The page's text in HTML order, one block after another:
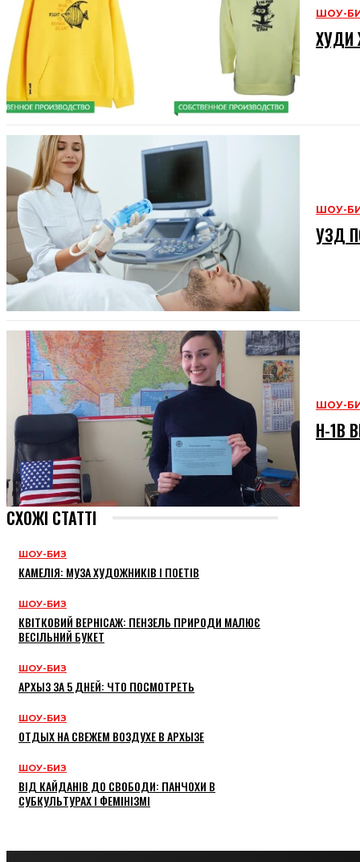
ШОУ-
ХУДИ
ШОУ-
УЗД
ШОУ-
H-1B
СХОЖІ СТАТТІ
ШОУ-БИЗ
КАМЕЛІЯ: МУЗА ХУДОЖНИКІВ І ПОЕТІВ
ШОУ-БИЗ
КВІТКОВИЙ ВЕРНІСАЖ: ПЕНЗЕЛЬ ПРИРОДИ МАЛЮЄ
ВЕСІЛЬНИЙ БУКЕТ
ШОУ-БИЗ
АРХЫЗ ЗА 5 ДНЕЙ: ЧТО ПОСМОТРЕТЬ
ШОУ-БИЗ
ОТДЫХ НА СВЕЖЕМ ВОЗДУХЕ В АРХЫЗЕ
ШОУ-БИЗ
ВІД КАЙДАНІВ ДО СВОБОДИ: ПАНЧОХИ В
СУБКУЛЬТУРАХ І ФЕМІНІЗМІ